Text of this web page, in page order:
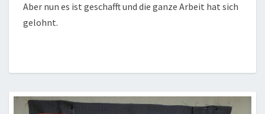
Aber nun es ist geschafft und die ganze Arbeit hat sich
gelohnt.